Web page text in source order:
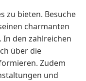
zu bieten. Besuche
charmanten
In den zahlreichen
über die
Zudem
und